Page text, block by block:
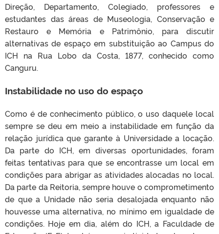
Direção, Departamento, Colegiado, professores e
estudantes das áreas de Museologia, Conservação e
Restauro e Memória e Patrimônio, para discutir
alternativas de espaço em substituição ao Campus do
ICH na Rua Lobo da Costa, 1877, conhecido como
Canguru.
Instabilidade no uso do espaço
Como é de conhecimento público, o uso daquele local
sempre se deu em meio a instabilidade em função da
relação jurídica que garante à Universidade a locação.
Da parte do ICH, em diversas oportunidades, foram
feitas tentativas para que se encontrasse um local em
condições para abrigar as atividades alocadas no local.
Da parte da Reitoria, sempre houve o comprometimento
de que a Unidade não seria desalojada enquanto não
houvesse uma alternativa, no mínimo em igualdade de
condições. Hoje em dia, além do ICH, a Faculdade de